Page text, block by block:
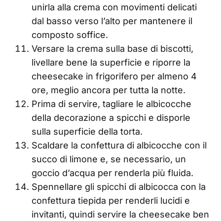
unirla alla crema con movimenti delicati
dal basso verso l’alto per mantenere il
composto soffice.
Versare la crema sulla base di biscotti,
livellare bene la superficie e riporre la
cheesecake in frigorifero per almeno 4
ore, meglio ancora per tutta la notte.
Prima di servire, tagliare le albicocche
della decorazione a spicchi e disporle
sulla superficie della torta.
Scaldare la confettura di albicocche con il
succo di limone e, se necessario, un
goccio d’acqua per renderla più fluida.
Spennellare gli spicchi di albicocca con la
confettura tiepida per renderli lucidi e
invitanti, quindi servire la cheesecake ben